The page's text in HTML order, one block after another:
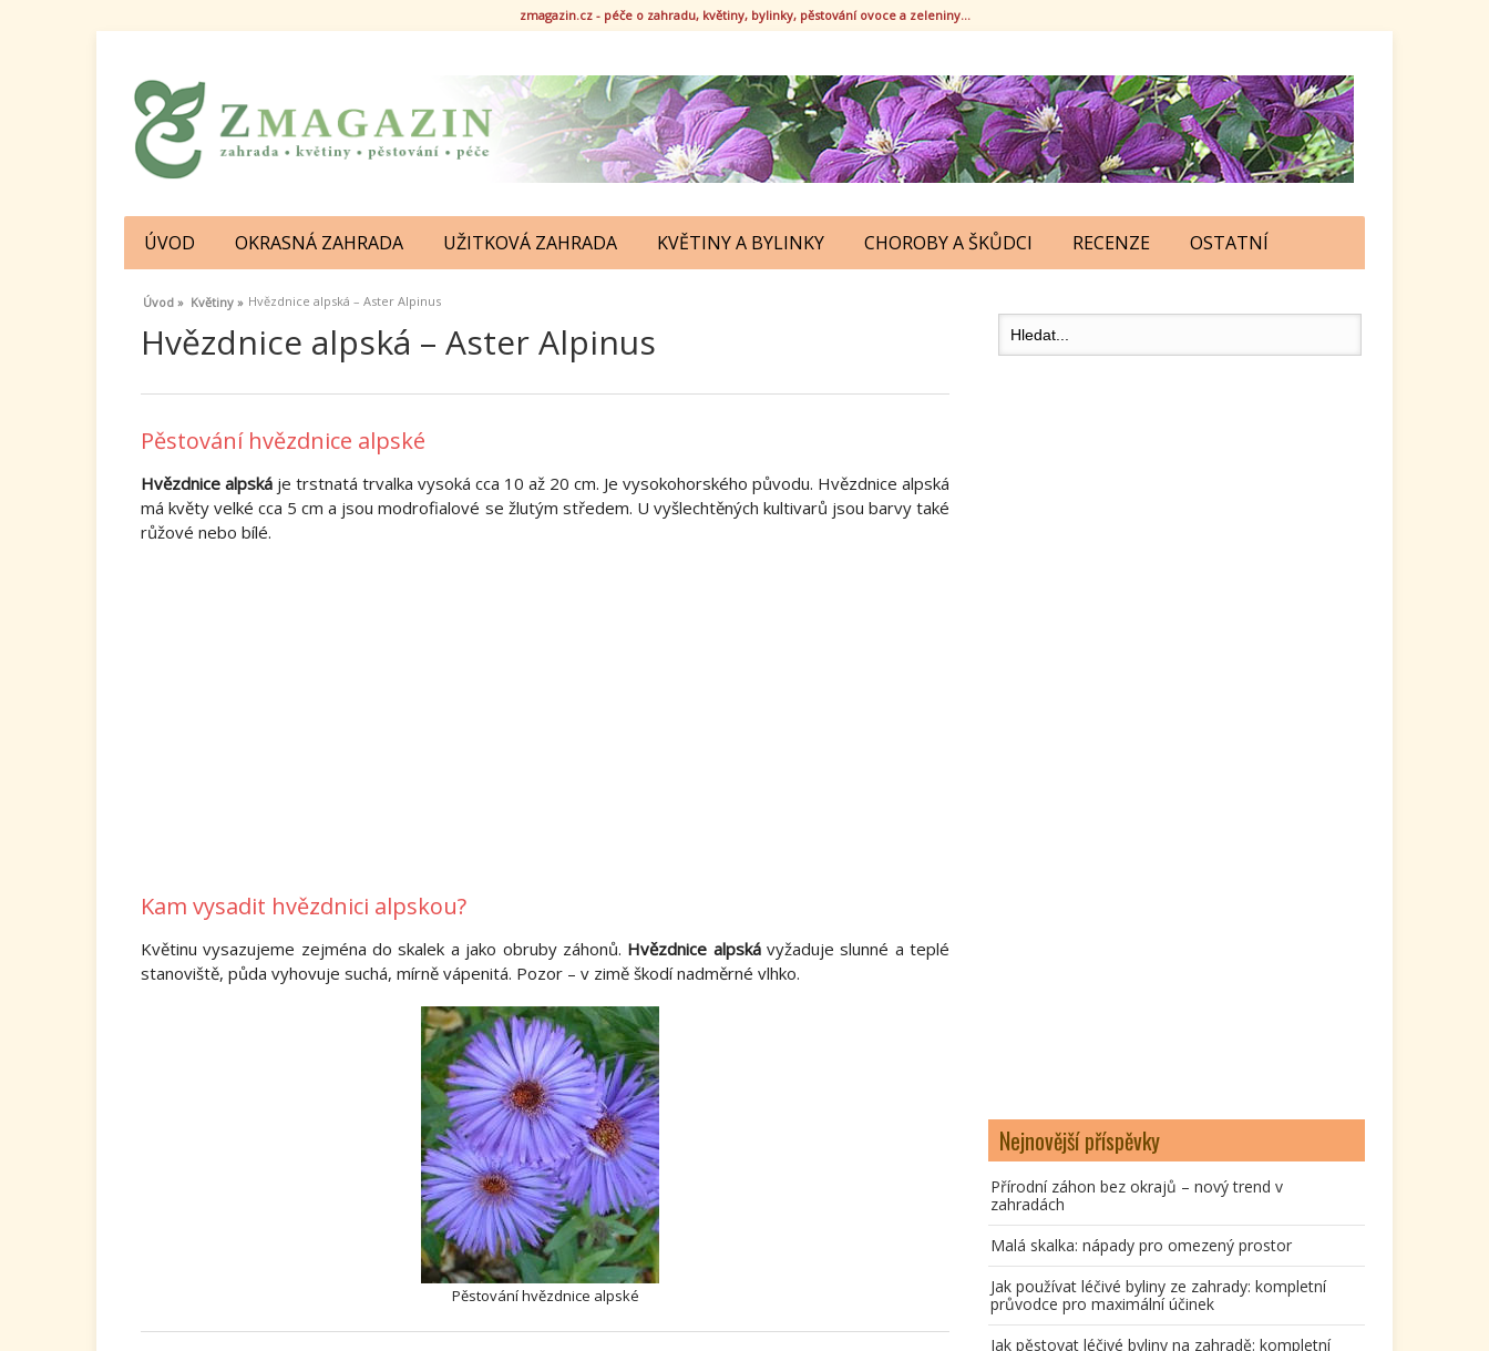
zmagazin.cz - péče o zahradu, květiny, bylinky, pěstování ovoce a zeleniny...
ÚVOD OKRASNÁ ZAHRADA UŽITKOVÁ ZAHRADA KVĚTINY A BYLINKY CHOROBY A ŠKŮDCI RECENZE OSTATNÍ
Úvod » Květiny » Hvězdnice alpská – Aster Alpinus
Hvězdnice alpská – Aster Alpinus
Pěstování hvězdnice alpské
Hvězdnice alpská je trstnatá trvalka vysoká cca 10 až 20 cm. Je vysokohorského původu. Hvězdnice alpská
má květy velké cca 5 cm a jsou modrofialové se žlutým středem. U vyšlechtěných kultivarů jsou barvy také
růžové nebo bílé.
Kam vysadit hvězdnici alpskou?
Květinu vysazujeme zejména do skalek a jako obruby záhonů. Hvězdnice alpskávyžaduje slunné a teplé
stanoviště, půda vyhovuje suchá, mírně vápenitá. Pozor – v zimě škodí nadměrné vlhko.
Pěstování hvězdnice alpské
Nejnovější příspěvky
Přírodní záhon bez okrajů – nový trend v
zahradách
Malá skalka: nápady pro omezený prostor
Jak používat léčivé byliny ze zahrady: kompletní
průvodce pro maximální účinek
Jak pěstovat léčivé byliny na zahradě: kompletní